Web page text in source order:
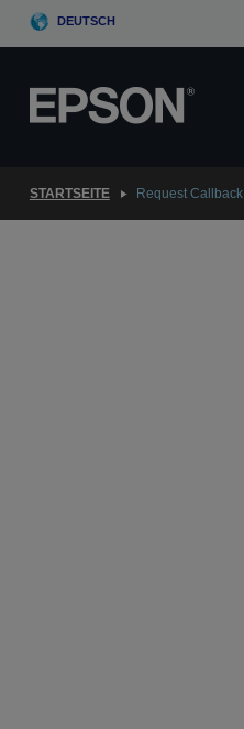
DEUTSCH
STARTSEITE Request Callback